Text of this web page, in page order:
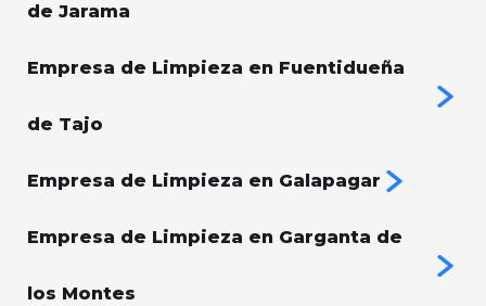
de Jarama
Empresa de Limpieza en Fuentidueña
de Tajo
Empresa de Limpieza en Galapagar
Empresa de Limpieza en Garganta de
los Montes